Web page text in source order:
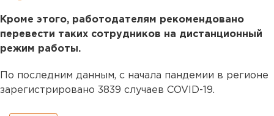
Кроме этого, работодателям рекомендовано
перевести таких сотрудников на дистанционный
режим работы.
По последним данным, с начала пандемии в регионе
зарегистрировано 3839 случаев COVID-19.